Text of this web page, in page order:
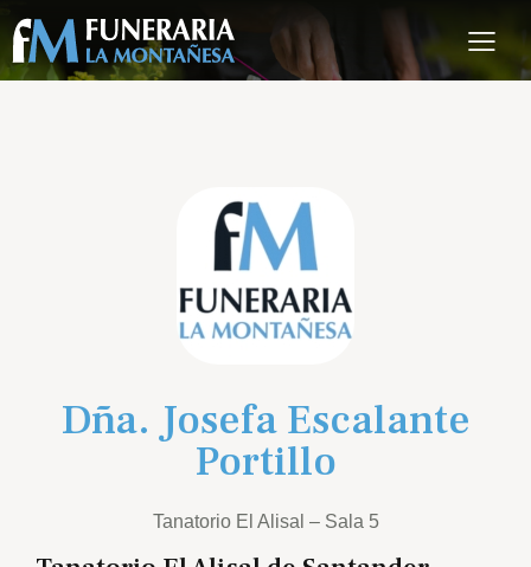
Dña. Josefa Escalante
Portillo
Tanatorio El Alisal – Sala 5